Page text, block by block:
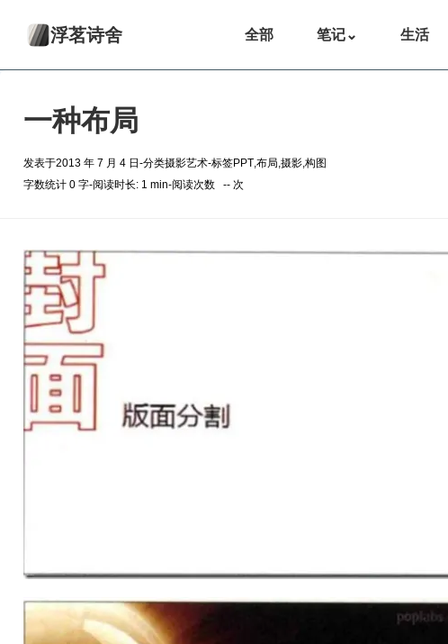
浮茗诗舍 全部 笔记⌄ 生活
一种布局
发表于2013 年 7 月 4 日 -分类摄影艺术-标签PPT,布局,摄影,构图
字数统计 0 字-阅读时长: 1 min-阅读次数 -- 次